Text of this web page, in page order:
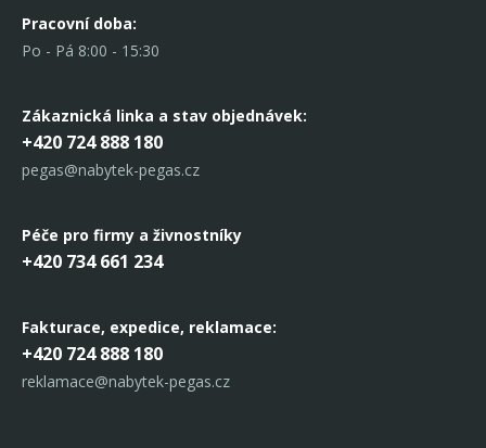
Pracovní doba:
Po - Pá 8:00 - 15:30
Zákaznická linka a stav objednávek:
+420 724 888 180
pegas@nabytek-pegas.cz
Péče pro firmy a živnostníky
+420 734 661 234
Fakturace, expedice, reklamace:
+420 724 888 180
reklamace@nabytek-pegas.cz